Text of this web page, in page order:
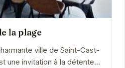
la plage
ville de Saint-Cast-
une invitation à la détente.